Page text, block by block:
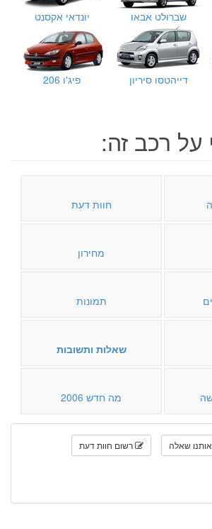
שברולט אבאו יונדאי אקסנט
דייהטסו סיריון פיג'ו 206
על רכב זה:
חוות דעת
מחירון
תמונות
שאלות ותשובות
מה חדש 2006
שאלה רשום חוות דעת